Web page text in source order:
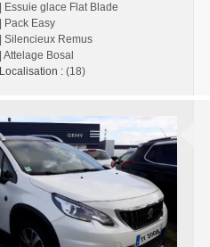
| Essuie glace Flat Blade
| Pack Easy
| Silencieux Remus
| Attelage Bosal
Localisation : (18)